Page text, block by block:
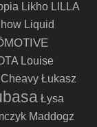
Likho LILLA
Liquid
Louise
Łukasz
Łysa
Maddogz